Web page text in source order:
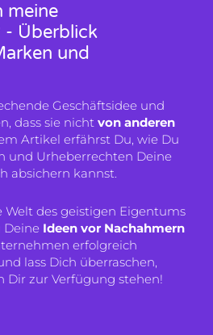
meine
- Überblick
und
Geschäftsidee und
dass sie nichtvon anderen
Artikel erfährst Du, wie Du
und Urheberrechten Deine
absichern kannst.
Welt des geistigen Eigentums
Deine Ideen vor Nachahmern
erfolgreich
lass Dich überraschen,
Dir zur Verfügung stehen!